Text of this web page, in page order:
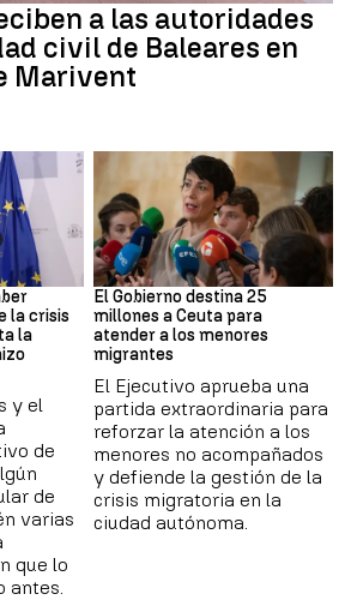
a las autoridades
civil de Baleares en
Marivent
la crisis
la
y el
de
de
varias
que lo
antes.
Crisis migratoria
El Gobierno destina 25
millones a Ceuta para
atender a los menores
migrantes
El Ejecutivo aprueba una
partida extraordinaria para
reforzar la atención a los
menores no acompañados
y defiende la gestión de la
crisis migratoria en la
ciudad autónoma.